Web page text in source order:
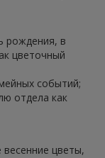
рождения, в
цветочный
событий;
отдела как
весенние цветы,